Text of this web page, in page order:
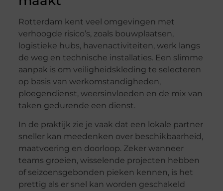
Rotterdam kent veel omgevingen met
verhoogde risico’s, zoals bouwplaatsen,
logistieke hubs, havenactiviteiten, werk langs
de weg en technische installaties. Een slimme
aanpak is om veiligheidskleding te selecteren
op basis van werkomstandigheden,
ploegendienst, weersinvloeden en de mix van
taken gedurende een dienst.
In de praktijk zie je vaak dat een lokale partner
sneller kan meedenken over beschikbaarheid,
maatvoering en doorloop. Zeker wanneer
teams groeien, wisselende projecten hebben
of seizoensgebonden pieken kennen, is het
prettig als er snel kan worden geschakeld